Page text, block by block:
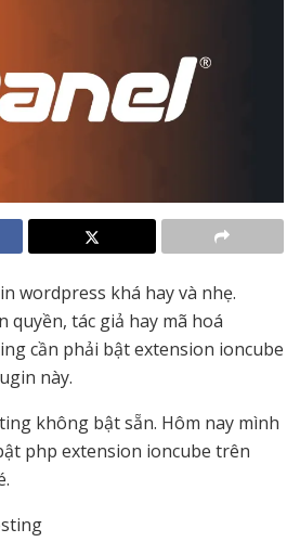
wordpress khá hay và nhẹ.
quyền, tác giả hay mã hoá
cần phải bật extension ioncube
này.
không bật sẵn. Hôm nay mình
php extension ioncube trên